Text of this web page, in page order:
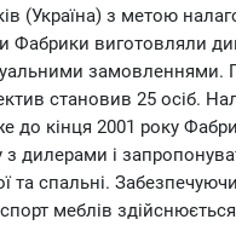
(Україна) з метою
Фабрики виготовляли
становив 25 осіб.
до кінця 2001 року
і
та спальні.
меблів